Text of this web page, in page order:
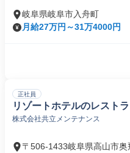
岐阜県岐阜市入舟町
月給27万円～31万4000円
正社員
リゾートホテルのレスト
株式会社共立メンテナンス
〒506-1433岐阜県高山市